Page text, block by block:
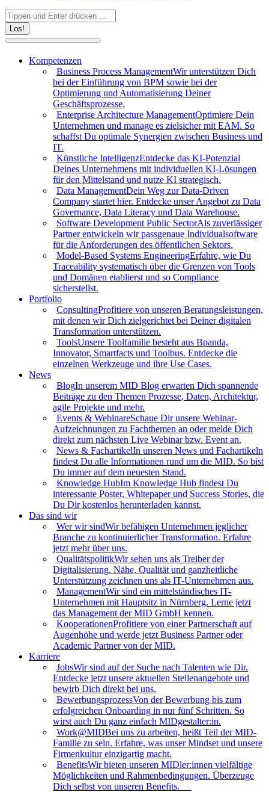
Search:
Kompetenzen
Business Process ManagementWir unterstützen Dich
bei der Einführung von BPM sowie bei der
Optimierung und Automatisierung Deiner
Geschäftsprozesse.
Enterprise Architecture ManagementOptimiere Dein
Unternehmen und manage es zielsicher mit EAM. So
schaffst Du optimale Synergien zwischen Business und
IT.
Künstliche IntelligenzEntdecke das KI-Potenzial
Deines Unternehmens mit individuellen KI-Lösungen
für den Mittelstand und nutze KI strategisch.
Data ManagementDein Weg zur Data-Driven
Company startet hier. Entdecke unser Angebot zu Data
Governance, Data Literacy und Data Warehouse.
Software Development Public SectorAls zuverlässiger
Partner entwickeln wir passgenaue Individualsoftware
für die Anforderungen des öffentlichen Sektors.
Model-Based Systems EngineeringErfahre, wie Du
Traceability systematisch über die Grenzen von Tools
und Domänen etablierst und so Compliance
sicherstellst.
Portfolio
ConsultingProfitiere von unseren Beratungsleistungen,
mit denen wir Dich zielgerichtet bei Deiner digitalen
Transformation unterstützen.
ToolsUnsere Toolfamilie besteht aus Bpanda,
Innovator, Smartfacts und Toolbus. Entdecke die
einzelnen Werkzeuge und ihre Use Cases.
News
BlogIn unserem MID Blog erwarten Dich spannende
Beiträge zu den Themen Prozesse, Daten, Architektur,
agile Projekte und mehr.
Events & WebinareSchaue Dir unsere Webinar-
Aufzeichnungen zu Fachthemen an oder melde Dich
direkt zum nächsten Live Webinar bzw. Event an.
News & FachartikelIn unseren News und Fachartikeln
findest Du alle Informationen rund um die MID. So bist
Du immer auf dem neuesten Stand.
Knowledge HubIm Knowledge Hub findest Du
interessante Poster, Whitepaper und Success Stories, die
Du Dir kostenlos herunterladen kannst.
Das sind wir
Wer wir sindWir befähigen Unternehmen jeglicher
Branche zu kontinuierlicher Transformation. Erfahre
jetzt mehr über uns.
QualitätspolitikWir sehen uns als Treiber der
Digitalisierung. Nähe, Qualität und ganzheitliche
Unterstützung zeichnen uns als IT-Unternehmen aus.
ManagementWir sind ein mittelständisches IT-
Unternehmen mit Hauptsitz in Nürnberg. Lerne jetzt
das Management der MID GmbH kennen.
KooperationenProfitiere von einer Partnerschaft auf
Augenhöhe und werde jetzt Business Partner oder
Academic Partner von der MID.
Karriere
JobsWir sind auf der Suche nach Talenten wie Dir.
Entdecke jetzt unsere aktuellen Stellenangebote und
bewirb Dich direkt bei uns.
BewerbungsprozessVon der Bewerbung bis zum
erfolgreichen Onboarding in nur fünf Schritten. So
wirst auch Du ganz einfach MIDgestalter:in.
Work@MIDBei uns zu arbeiten, heißt Teil der MID-
Familie zu sein. Erfahre, was unser Mindset und unsere
Firmenkultur einzigartig macht.
BenefitsWir bieten unseren MIDler:innen vielfältige
Möglichkeiten und Rahmenbedingungen. Überzeuge
Dich selbst von unseren Benefits.